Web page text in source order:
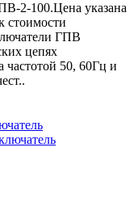
2-100.Цена указана
стоимости
ГПВ
цепях
частотой 50, 60Гц и